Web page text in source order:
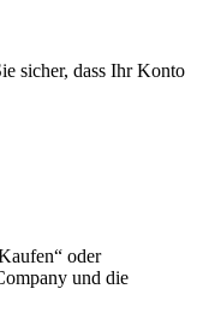
sicher, dass Ihr Konto
oder
und die